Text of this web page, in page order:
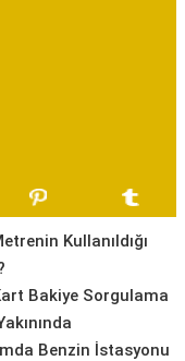
Kullanıldığı
Bakiye Sorgulama
Benzin İstasyonu